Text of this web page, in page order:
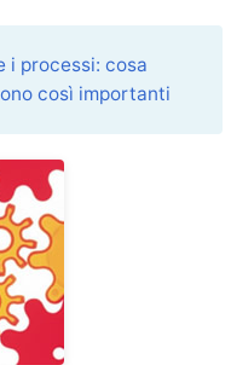
i processi: cosa
così importanti